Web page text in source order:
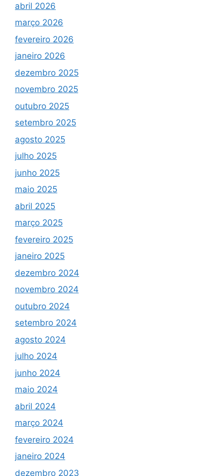
abril 2026
março 2026
fevereiro 2026
janeiro 2026
dezembro 2025
novembro 2025
outubro 2025
setembro 2025
agosto 2025
julho 2025
junho 2025
maio 2025
abril 2025
março 2025
fevereiro 2025
janeiro 2025
dezembro 2024
novembro 2024
outubro 2024
setembro 2024
agosto 2024
julho 2024
junho 2024
maio 2024
abril 2024
março 2024
fevereiro 2024
janeiro 2024
dezembro 2023